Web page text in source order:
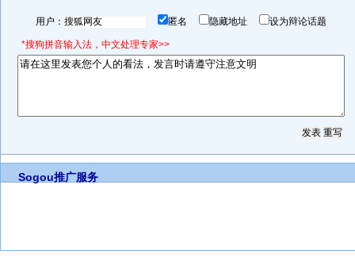
用户： 匿名 隐藏地址 设为辩论话题
*搜狗拼音输入法，中文处理专家>>
Sogou推广服务